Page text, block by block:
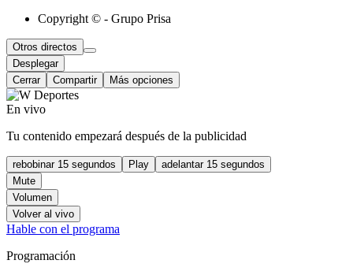
Copyright © - Grupo Prisa
Otros directos
Desplegar
Cerrar
Compartir Más opciones
En vivo
Tu contenido empezará después de la publicidad
rebobinar 15 segundos Play
adelantar 15 segundos
Mute
Volumen
Volver al vivo
Hable con el programa
Programación